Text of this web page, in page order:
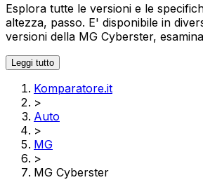
Esplora tutte le versioni e le
altezza, passo. E' disponibile in
versioni della MG Cyberster,
Leggi tutto
Komparatore.it
>
Auto
>
MG
>
MG Cyberster